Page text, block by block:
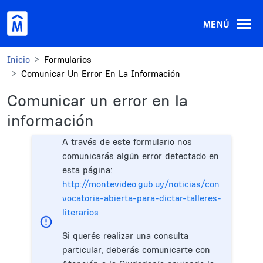
MENÚ
Inicio
Formularios
Comunicar Un Error En La Información
Comunicar un error en la
información
A través de este formulario nos
comunicarás algún error detectado en
esta página:
http://montevideo.gub.uy/noticias/con
vocatoria-abierta-para-dictar-talleres-
literarios
Si querés realizar una consulta
particular, deberás comunicarte con